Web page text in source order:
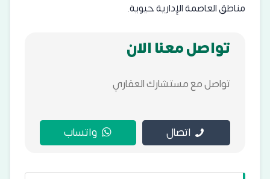
مناطق العاصمة الإدارية حيوية.
تواصل معنا الان
تواصل مع مستشارك العقاري
اتصال واتساب